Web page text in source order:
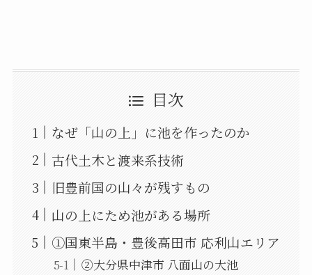
目次
なぜ「山の上」に池を作ったのか
古代土木と渡来系技術
旧豊前国の山々が残すもの
山の上にため池がある場所
①国東半島・豊後高田市 応利山エリア
②大分県中津市 八面山の大池